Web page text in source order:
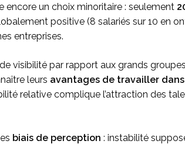
encore un choix minoritaire : seulement
positive (8 salariés sur 10 en
entreprises.
visibilité par rapport aux grands
leurs avantages de travailler
relative complique l’attraction des
biais de perception : instabilité